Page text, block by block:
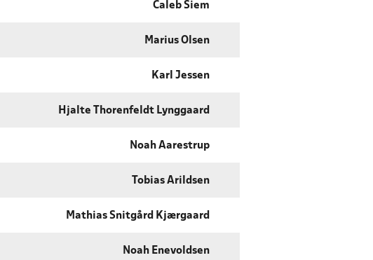
Caleb Siem
Marius Olsen
Karl Jessen
Hjalte Thorenfeldt Lynggaard
Noah Aarestrup
Tobias Arildsen
Mathias Snitgård Kjærgaard
Noah Enevoldsen